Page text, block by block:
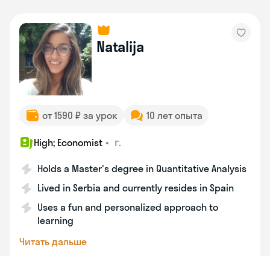
Natalija
от 1590 ₽ за урок 10 лет опыта
High; Economist • г.
Holds a Master's degree in Quantitative Analysis
Lived in Serbia and currently resides in Spain
Uses a fun and personalized approach to
learning
Читать дальше